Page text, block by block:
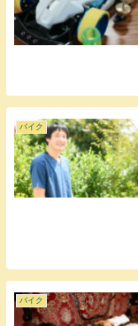
バイク
バイク